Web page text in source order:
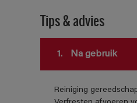
Tips & advies
1. Na gebruik
Reiniging